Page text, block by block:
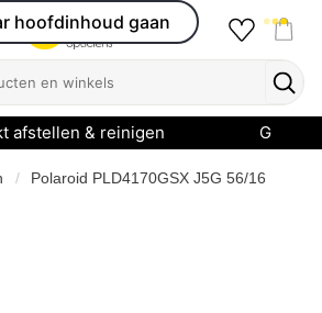
hoofdinhoud gaan
afstellen & reinigen
Polaroid PLD4170GSX J5G 56/16